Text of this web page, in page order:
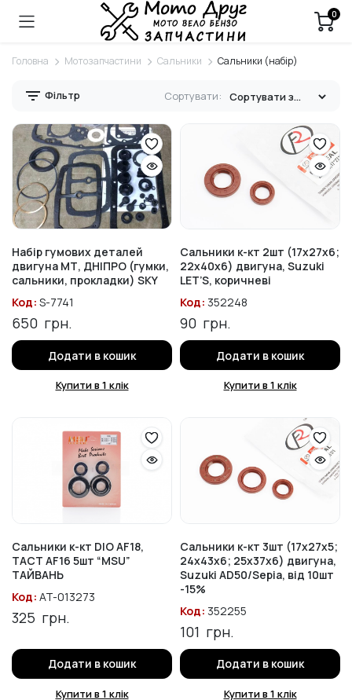
0
Головна Мотозапчастини Сальники Сальники (набір)
Фільтр Сортувати:
Набір гумових деталей
двигуна МТ, ДНІПРО (гумки,
сальники, прокладки) SKY
Код: S-7741
650 грн.
Додати в кошик
Купити в 1 клік
Сальники к-кт 2шт (17x27x6;
22x40x6) двигуна, Suzuki
LET’S, коричневі
Код: 352248
90 грн.
Додати в кошик
Купити в 1 клік
Сальники к-кт DIO AF18,
TACT AF16 5шт “MSU”
ТАЙВАНЬ
Код: AT-013273
325 грн.
Додати в кошик
Купити в 1 клік
Сальники к-кт 3шт (17x27x5;
24x43x6; 25x37x6) двигуна,
Suzuki AD50/Sepia, від 10шт
-15%
Код: 352255
101 грн.
Додати в кошик
Купити в 1 клік